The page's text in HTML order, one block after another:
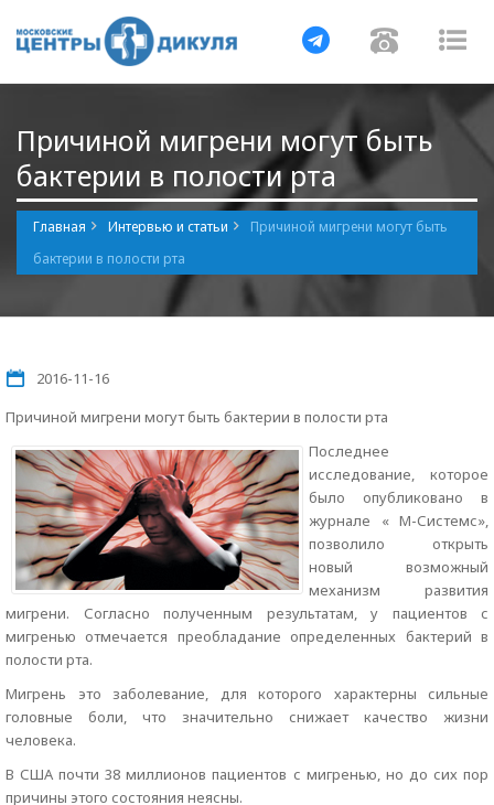
Навигация
Причиной мигрени могут быть
бактерии в полости рта
Главная Интервью и статьи
Причиной мигрени могут быть
бактерии в полости рта
2016-11-16
Причиной мигрени могут быть бактерии в полости рта
Последнее
исследование, которое
было опубликовано в
журнале « М-Системс»,
позволило открыть
новый возможный
механизм развития
мигрени. Согласно полученным результатам, у пациентов с
мигренью отмечается преобладание определенных бактерий в
полости рта.
Мигрень это заболевание, для которого характерны сильные
головные боли, что значительно снижает качество жизни
человека.
В США почти 38 миллионов пациентов с мигренью, но до сих пор
причины этого состояния неясны.